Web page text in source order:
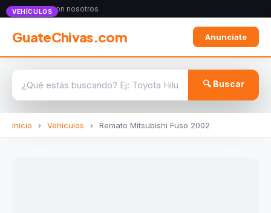
Anunciate con nosotros
GuateChivas.com Anunciate
🔍 Buscar
Inicio › Vehículos › Remato Mitsubishi Fuso 2002
VEHÍCULOS